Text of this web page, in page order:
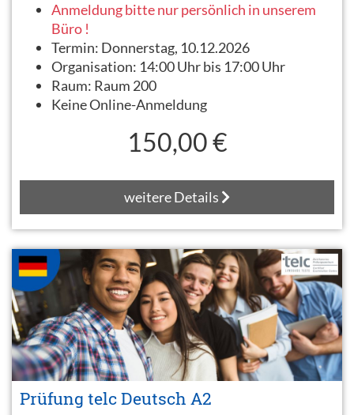
Anmeldung bitte nur persönlich in unserem
Büro !
Termin: Donnerstag, 10.12.2026
Organisation: 14:00 Uhr bis 17:00 Uhr
Raum: Raum 200
Keine Online-Anmeldung
150,00 €
weitere Details
Prüfung telc Deutsch A2